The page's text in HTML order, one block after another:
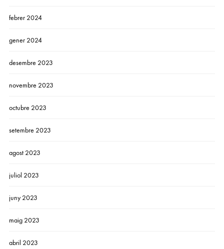
febrer 2024
gener 2024
desembre 2023
novembre 2023
octubre 2023
setembre 2023
agost 2023
juliol 2023
juny 2023
maig 2023
abril 2023